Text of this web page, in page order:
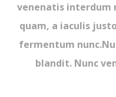
venenatis interdum
quam, a iaculis
fermentum
blandit. Nunc